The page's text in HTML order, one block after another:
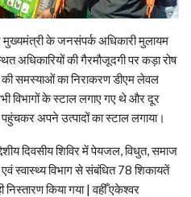
मुख्यमंत्री के जनसंपर्क अधिकारी मुलायम
अधिकारियों की गैरमौजूदगी पर कड़ा रोष
की समस्याओं का निराकरण डीएम लेवल
विभागों के स्टाल लगाए गए थे और दूर
अपने उत्पादों का स्टाल लगाया।
दिवसीय शिविर में पेयजल, विधुत, समाज
स्वास्थ्य विभाग से संबंधित 78 शिकायतें
किया गया | वहीँ एकेश्वर